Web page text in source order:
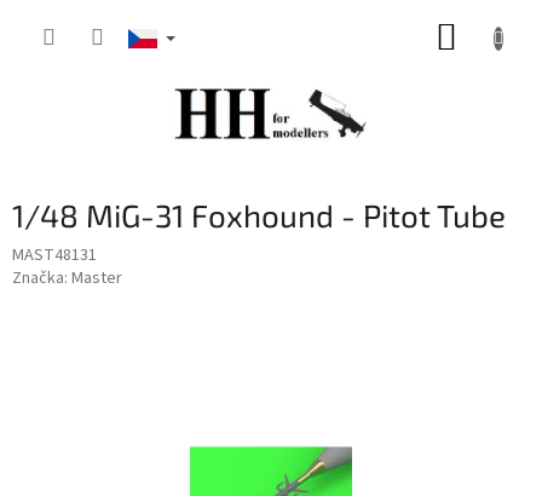
1/48 MiG-31 Foxhound - Pitot Tube
MAST48131
Značka: Master